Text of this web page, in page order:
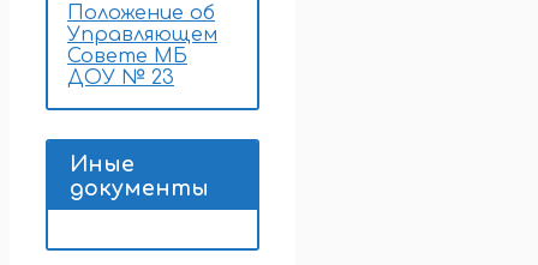
Положение об
Управляющем
Совете МБ
ДОУ № 23
Иные
документы